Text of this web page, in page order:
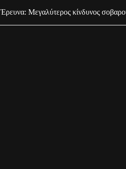
Έρευνα: Μεγαλύτερος κίνδυνος